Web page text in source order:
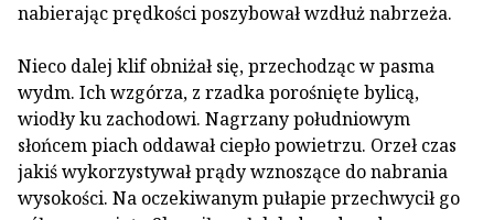
nabierając prędkości poszybował wzdłuż nabrzeża.
Nieco dalej klif obniżał się, przechodząc w pasma
wydm. Ich wzgórza, z rzadka porośnięte bylicą,
wiodły ku zachodowi. Nagrzany południowym
słońcem piach oddawał ciepło powietrzu. Orzeł czas
jakiś wykorzystywał prądy wznoszące do nabrania
wysokości. Na oczekiwanym pułapie przechwycił go